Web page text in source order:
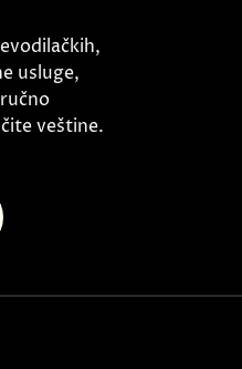
usluge,
veštine.